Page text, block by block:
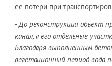
ее потери при
-До реконструкции объект
канал, а его отдельные
Благодаря выполненным
вегетационный период вода